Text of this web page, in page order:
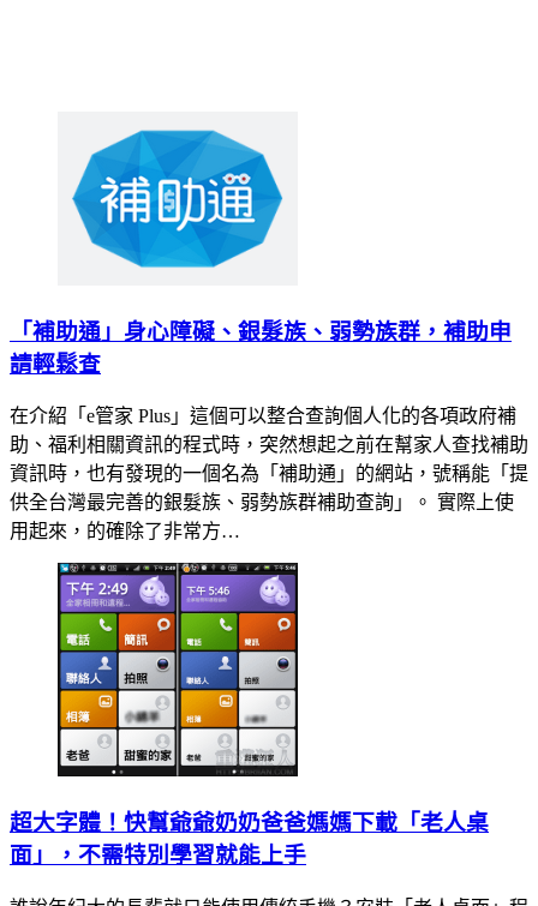
「補助通」身心障礙、銀髮族、弱勢族群，補助申
請輕鬆查
在介紹「e管家 Plus」這個可以整合查詢個人化的各項政府補
助、福利相關資訊的程式時，突然想起之前在幫家人查找補助
資訊時，也有發現的一個名為「補助通」的網站，號稱能「提
供全台灣最完善的銀髮族、弱勢族群補助查詢」。 實際上使
用起來，的確除了非常方…
超大字體！快幫爺爺奶奶爸爸媽媽下載「老人桌
面」，不需特別學習就能上手